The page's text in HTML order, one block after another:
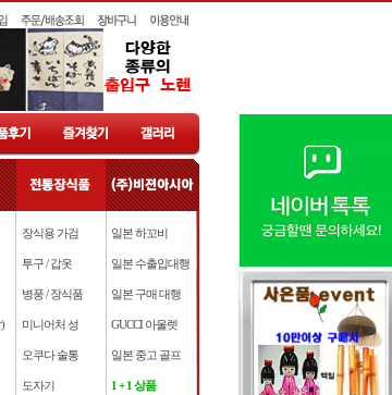
장식용 가검
투구 / 갑옷
병풍 / 장식품
미니어처 성
오쿠다 술통
도자기
일본 하꼬비
일본 수출입대행
일본 구매 대행
GUCCI 아울렛
일본 중고 골프
1 + 1 상품